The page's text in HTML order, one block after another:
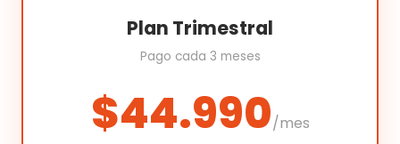
Plan Trimestral
Pago cada 3 meses
$44.990/mes